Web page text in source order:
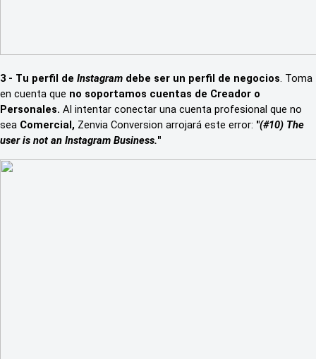
3 - Tu perfil de Instagram debe ser un perfil de negocios. Toma
en cuenta que no soportamos cuentas de Creador o
Personales. Al intentar conectar una cuenta profesional que no
sea Comercial, Zenvia Conversion arrojará este error: "(#10) The
user is not an Instagram Business."